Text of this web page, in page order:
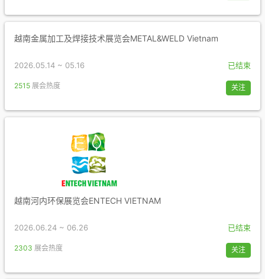
越南金属加工及焊接技术展览会METAL&WELD Vietnam
2026.05.14 ~ 05.16 已结束
2515 展会热度 关注
越南河内环保展览会ENTECH VIETNAM
2026.06.24 ~ 06.26 已结束
2303 展会热度 关注